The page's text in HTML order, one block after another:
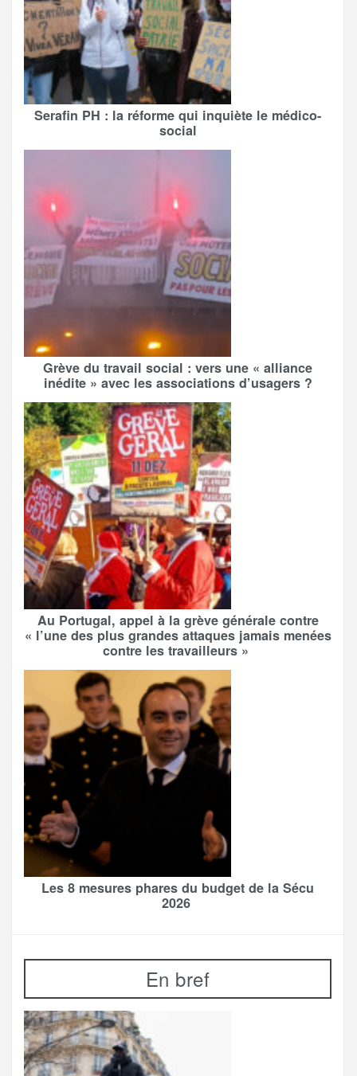
Serafin PH : la réforme qui inquiète le médico-
social
Grève du travail social : vers une « alliance
inédite » avec les associations d’usagers ?
Au Portugal, appel à la grève générale contre
« l’une des plus grandes attaques jamais menées
contre les travailleurs »
Les 8 mesures phares du budget de la Sécu
2026
En bref